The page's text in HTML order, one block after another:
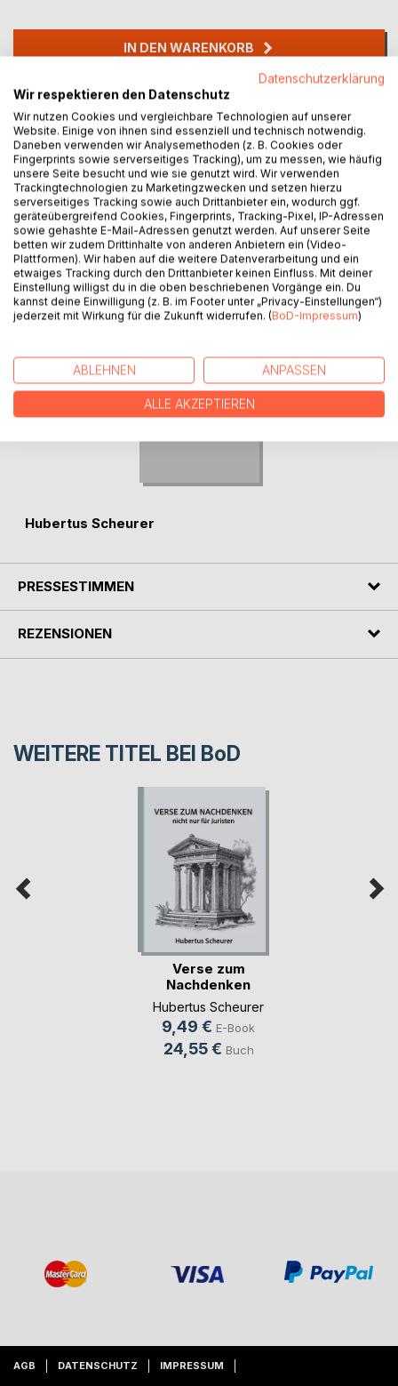
IN DEN WARENKORB
Auf die Merkliste
Titel bewerten
AUTOR/IN
Hubertus Scheurer
PRESSESTIMMEN
REZENSIONEN
WEITERE TITEL BEI BoD
Verse zum
Nachdenken
Hubertus Scheurer
9,49 € E-Book
24,55 € Buch
AGB DATENSCHUTZ IMPRESSUM
Datenschutzerklärung
Wir respektieren den Datenschutz
Wir nutzen Cookies und vergleichbare Technologien auf unserer
Website. Einige von ihnen sind essenziell und technisch notwendig.
Daneben verwenden wir Analysemethoden (z. B. Cookies oder
Fingerprints sowie serverseitiges Tracking), um zu messen, wie häufig
unsere Seite besucht und wie sie genutzt wird. Wir verwenden
Trackingtechnologien zu Marketingzwecken und setzen hierzu
serverseitiges Tracking sowie auch Drittanbieter ein, wodurch ggf.
geräteübergreifend Cookies, Fingerprints, Tracking-Pixel, IP-Adressen
sowie gehashte E-Mail-Adressen genutzt werden. Auf unserer Seite
betten wir zudem Drittinhalte von anderen Anbietern ein (Video-
Plattformen). Wir haben auf die weitere Datenverarbeitung und ein
etwaiges Tracking durch den Drittanbieter keinen Einfluss. Mit deiner
Einstellung willigst du in die oben beschriebenen Vorgänge ein. Du
kannst deine Einwilligung (z. B. im Footer unter „Privacy-Einstellungen“)
jederzeit mit Wirkung für die Zukunft widerrufen. (BoD-Impressum)
ABLEHNEN ANPASSEN
ALLE AKZEPTIEREN